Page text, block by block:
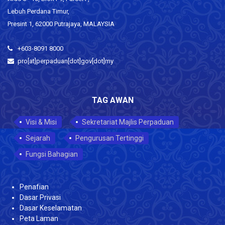
Lebuh Perdana Timur,
Presint 1, 62000 Putrajaya, MALAYSIA
+603-8091 8000
pro[at]perpaduan[dot]gov[dot]my
TAG AWAN
Visi & Misi
Sekretariat Majlis Perpaduan
Sejarah
Pengurusan Tertinggi
Fungsi Bahagian
Penafian
Dasar Privasi
Dasar Keselamatan
Peta Laman